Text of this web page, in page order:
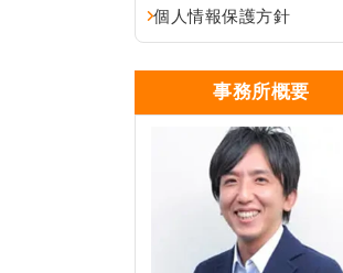
個人情報保護方針
事務所概要